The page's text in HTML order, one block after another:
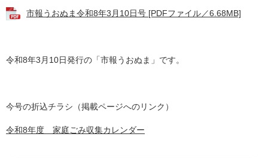
市報うおぬま令和8年3月10日号 [PDFファイル／6.68MB]
令和8年3月10日発行の「市報うおぬま」です。
今号の折込チラシ（掲載ページへのリンク）
令和8年度 家庭ごみ収集カレンダー